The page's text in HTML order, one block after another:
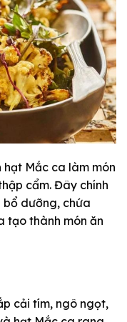
hạt Mắc ca làm món
cẩm. Đây chính
dưỡng, chứa
tạo thành món ăn
cải tím, ngô ngọt,